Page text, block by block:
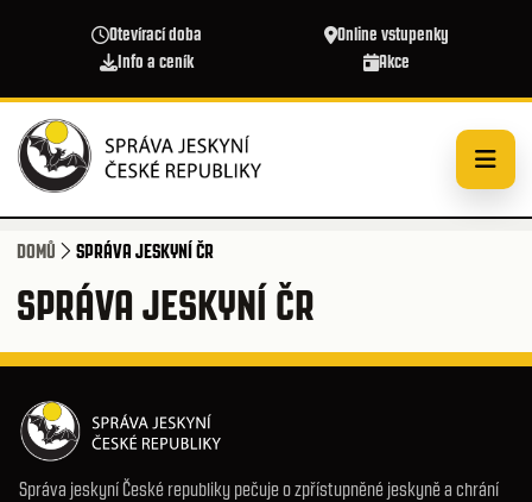
Otevírací doba
Online vstupenky
Info a ceník
Akce
DOMŮ SPRÁVA JESKYNÍ ČR
SPRÁVA JESKYNÍ ČR
Správa jeskyní České republiky pečuje o zpřístupněné jeskyně a chrání